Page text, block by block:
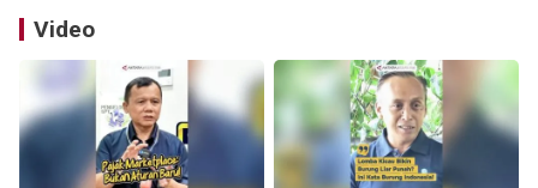
Video